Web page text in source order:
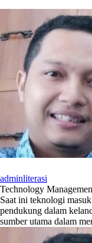
adminliterasi
Technology
Saat ini teknologi
pendukung dalam
sumber utama dalam